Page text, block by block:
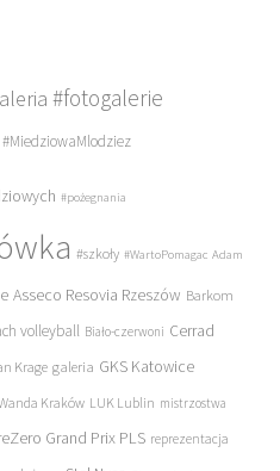
#fotogalerie
#MiedziowaMlodziez
#pożegnania
#szkoły #WartoPomagac Adam
Asseco Resovia Rzeszów Barkom
volleyball Biało-czerwoni Cerrad
Krage galeria GKS Katowice
Kraków LUK Lublin mistrzostwa
Grand Prix PLS reprezentacja